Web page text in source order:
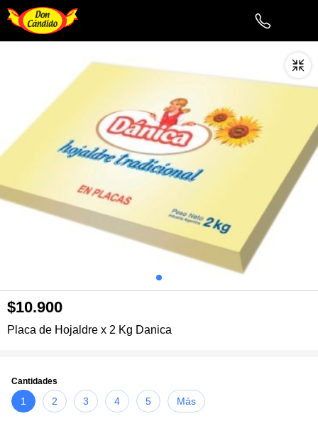
$10.900
Placa de Hojaldre x 2 Kg Danica
Cantidades
1 2 3 4 5 Más